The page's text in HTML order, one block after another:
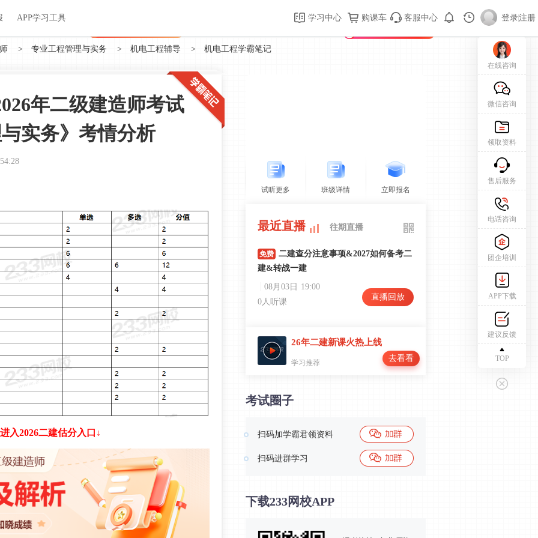
APP学习工具 学习中心 购课车 客服中心 登录|注册
关于我们 帮助中心 购课车 登录/注册
> 专业工程管理与实务 > 机电工程辅导 > 机电工程学霸笔记
年二级建造师考试
实务》考情分析
入2026二建估分入口↓
试听更多 班级详情 立即报名
最近直播 往期直播
免费 二建查分注意事项&2027如何备考二
建&转战一建
08月03日 19:00
0人听课
直播回放
26年二建新课火热上线
学习推荐 去看看
考试圈子
扫码加学霸君领资料
扫码进群学习
下载233网校APP
在线咨询
微信咨询
领取资料
售后服务
电话咨询
团企培训
APP下载
建议反馈
TOP